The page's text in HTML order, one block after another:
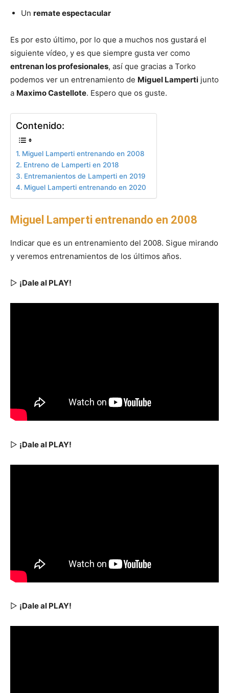
Un remate espectacular
Es por esto último, por lo que a muchos nos gustará el
siguiente vídeo, y es que siempre gusta ver como
entrenan los profesionales, así que gracias a Torko
podemos ver un entrenamiento de Miguel Lamperti junto
a Maximo Castellote. Espero que os guste.
Contenido:
Miguel Lamperti entrenando en 2008
Entreno de Lamperti en 2018
Entremanientos de Lamperti en 2019
Miguel Lamperti entrenando en 2020
Miguel Lamperti entrenando en 2008
Indicar que es un entrenamiento del 2008. Sigue mirando
y veremos entrenamientos de los últimos años.
▷ ¡Dale al PLAY!
▷ ¡Dale al PLAY!
▷ ¡Dale al PLAY!